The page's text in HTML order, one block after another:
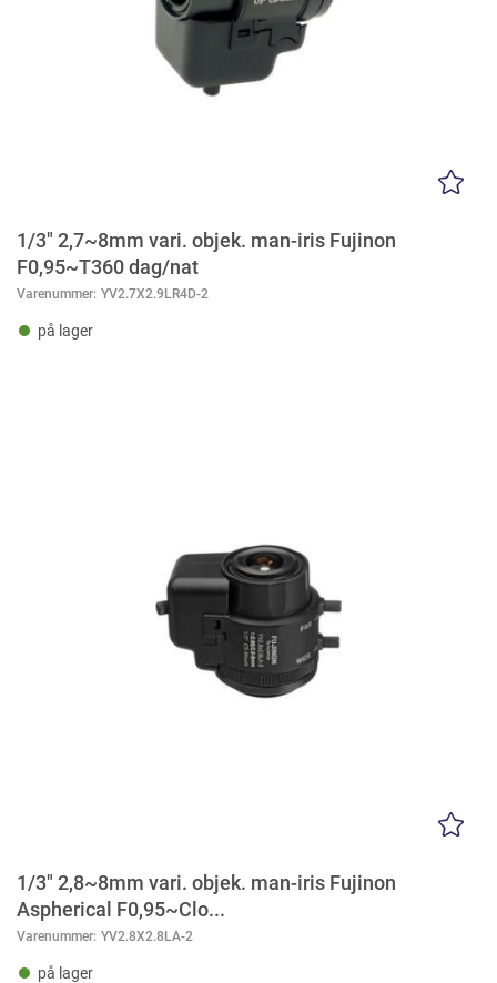
1/3" 2,7~8mm vari. objek. man-iris Fujinon
F0,95~T360 dag/nat
Varenummer: YV2.7X2.9LR4D-2
på lager
1/3" 2,8~8mm vari. objek. man-iris Fujinon
Aspherical F0,95~Clo...
Varenummer: YV2.8X2.8LA-2
på lager